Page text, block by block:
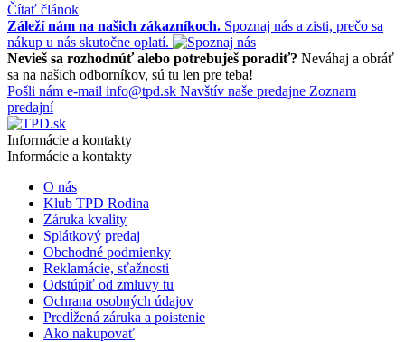
Čítať článok
Záleží nám na našich zákazníkoch. Spoznaj nás a zisti, prečo sa
nákup u nás skutočne oplatí.
Nevieš sa rozhodnúť alebo potrebuješ poradiť? Neváhaj a obráť
sa na našich odborníkov, sú tu len pre teba!
Pošli nám e-mail info@tpd.sk Navštív naše predajne Zoznam
predajní
Informácie a kontakty
Informácie a kontakty
O nás
Klub TPD Rodina
Záruka kvality
Splátkový predaj
Obchodné podmienky
Reklamácie, sťažnosti
Odstúpiť od zmluvy tu
Ochrana osobných údajov
Predĺžená záruka a poistenie
Ako nakupovať